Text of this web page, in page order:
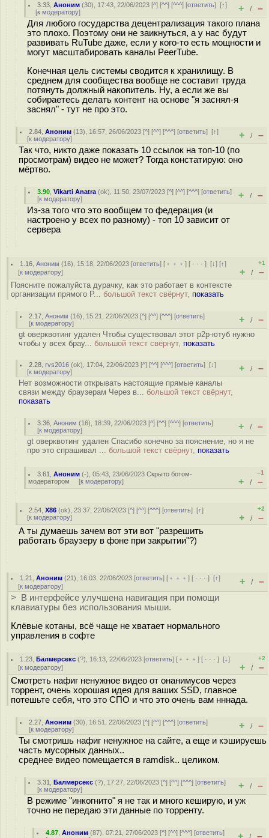
3.33 ,Аноним (30), 17:43, 22/06/2023 [^] [^^] [^^^] [ответить][↑]
[к модератору] + / –
Для любого государства децентрализация такого плана
это плохо. Поэтому они не заикнуться, а у нас будут
развивать RuTube даже, если у кого-то есть мощности и
могут масштабировать каналы PeerTube.
Конечная цель системы сводится к хранилищу. В
среднем для сообщества вообще не составит труда
потянуть должный накопитель. Ну, а если же вы
собираетесь делать контент на основе "я заснял-я
заснял" - тут не про это.
2.84 ,Аноним (13), 16:57, 26/06/2023 [^] [^^] [^^^] [ответить][↑]
[к модератору] + / –
Так что, никто даже показать 10 ссылок на топ-10 (по
просмотрам) видео не может? Тогда констатирую: оно
мёртво.
3.90 ,Vikarti Anatra (ok), 11:50, 23/07/2023 [^] [^^] [^^^] [ответить]
[к модератору] + / –
Из-за того что это вообщем то федерация (и
настроено у всех по разному) - топ 10 зависит от
сервера
1.16 ,Аноним (16), 15:18, 22/06/2023 [ответить] [ ﹢﹢﹢] [ · · ·][↓] [↑]
[к модератору]
+1
+ / –
Поясните пожалуйста дурачку, как это работает в контексте
организации прямого P... большой текст свёрнут, показать
2.17 ,Аноним (16), 15:21, 22/06/2023 [^] [^^] [^^^] [ответить]
[к модератору] + / –
gt оверквотинг удален Чтобы существовал этот p2p-ютуб нужно
чтобы у всех брау... большой текст свёрнут, показать
2.28 ,rvs2016 (ok), 17:04, 22/06/2023 [^] [^^] [^^^] [ответить][↓]
[к модератору] + / –
Нет возможности открывать настоящие прямые каналы
связи между браузерам Через в... большой текст свёрнут,
показать
3.36 ,Аноним (16), 18:39, 22/06/2023 [^] [^^] [^^^] [ответить]
[к модератору] + / –
gt оверквотинг удален Спасибо конечно за пояснение, но я не
про это спрашивал ... большой текст свёрнут, показать
3.61 ,Аноним (-), 05:43, 23/06/2023Скрыто ботом-
модератором [к модератору]
–1
+ / –
2.54 ,X86 (ok), 23:37, 22/06/2023 [^] [^^] [^^^] [ответить][↑]
[к модератору]
+2
+ / –
А ты думаешь зачем вот эти вот "разрешить
работать браузеру в фоне при закрытии"?)
1.21 ,Аноним (21), 16:03, 22/06/2023 [ответить] [ ﹢﹢﹢] [ · · ·][↑]
[к модератору] + / –
> В интерфейсе улучшена навигация при помощи
клавиатуры без использования мыши.
Клёвые котаны, всё чаще не хватает нормального
управления в софте
1.23 ,Балмерсекс (?), 16:13, 22/06/2023 [ответить] [ ﹢﹢﹢] [ · · ·][↓]
[к модератору]
+2
+ / –
Смотреть нафиг ненужное видео от онанимусов через
торрент, очень хорошая идея для ваших SSD, главное
потешьте себя, что это СПО и что это очень вам нннада.
2.27 ,Аноним (30), 16:51, 22/06/2023 [^] [^^] [^^^] [ответить]
[к модератору] + / –
Ты смотришь нафиг ненужное на сайте, а еще и кэшируешь
часть мусорных данных..
среднее видео помещается в ramdisk.. целиком.
3.31 ,Балмерсекс (?), 17:27, 22/06/2023 [^] [^^] [^^^] [ответить]
[к модератору] + / –
В режиме "инкогнито" я не так и много кеширую, и уж
точно не передаю эти данные по торренту.
4.87 ,Аноним (87), 07:21, 27/06/2023 [^] [^^] [^^^] [ответить]
+ –